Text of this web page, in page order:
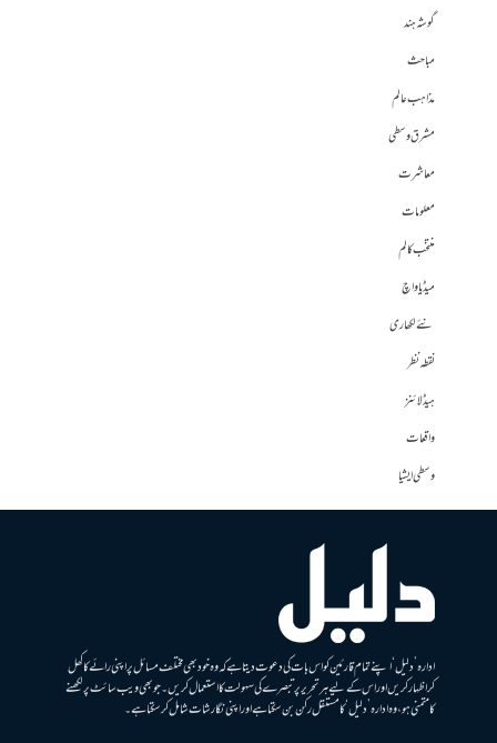
گوشہ ہند
مباحث
مذاہب عالم
مشرق وسطی
معاشرت
معلومات
منتخب کالم
میڈیا واچ
نئے لکھاری
نقطہ نظر
ہیڈلائنز
واقعات
وسطی ایشیا
ادارہ ’دلیل‘ اپنے تمام قارئین کو اس بات کی دعوت دیتا ہے کہ وہ خود بھی مختلف مسائل پر اپنی رائے کا کھل
کر اظہار کریں اور اس کے لیے ہر تحریر پر تبصرے کی سہولت کا استعمال کریں۔ جو بھی ویب سائٹ پر لکھنے
کا متمنی ہو، وہ ادارہ ’دلیل‘ کا مستقل رکن بن سکتا ہے اور اپنی نگارشات شامل کرسکتا ہے۔